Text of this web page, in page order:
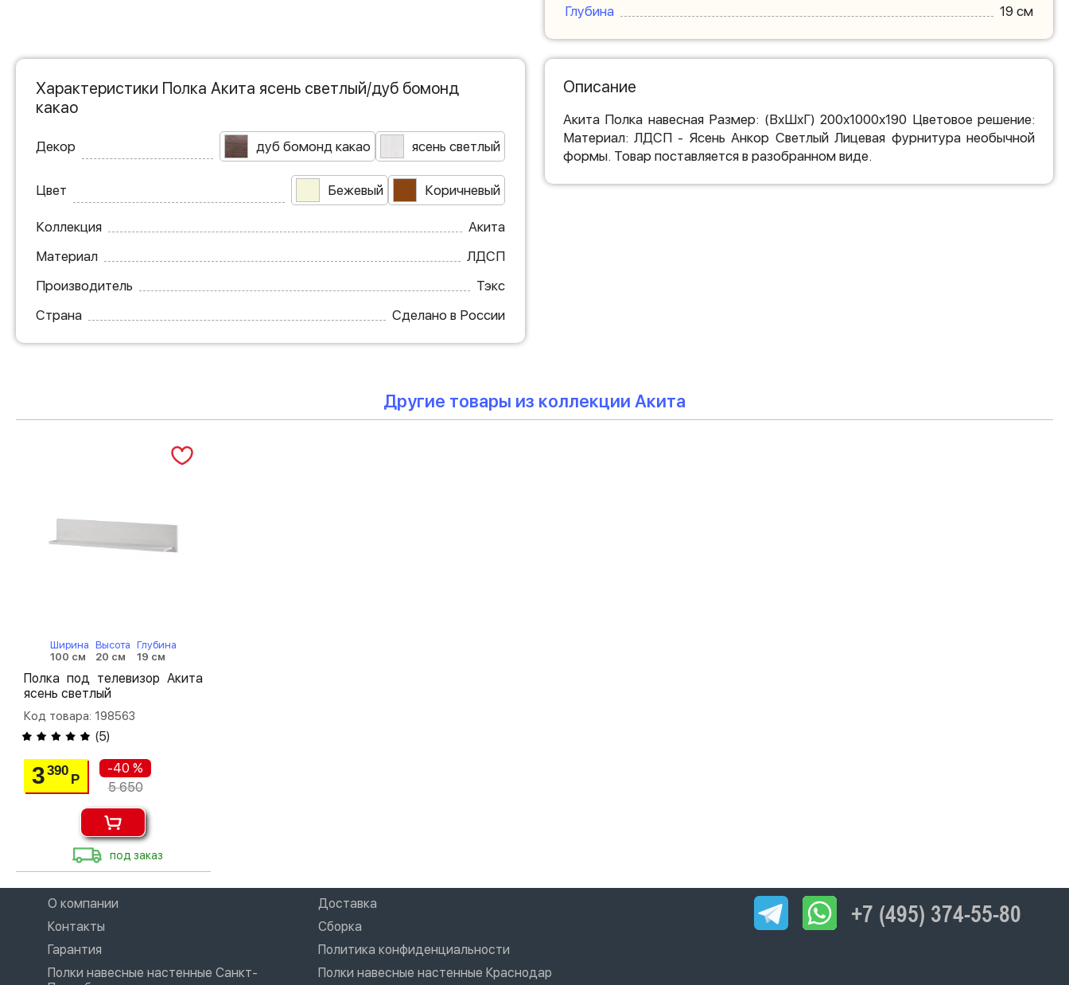
Глубина
19 см
Характеристики Полка Акита ясень светлый/дуб бомонд
какао
Декор дуб бомонд какао ясень светлый
Цвет Бежевый Коричневый
Коллекция
Акита
Материал
ЛДСП
Производитель
Тэкс
Страна
Сделано в России
Описание
Акита Полка навесная Размер: (ВхШхГ) 200х1000х190 Цветовое решение:
Материал: ЛДСП - Ясень Анкор Светлый Лицевая фурнитура необычной
формы. Товар поставляется в разобранном виде.
Другие товары из коллекции Акита
Ширина
100 см
Высота
20 см
Глубина
19 см
Полка под телевизор Акита
ясень светлый
Код товара: 198563
(5)
3390
Р
-40 %
5 650
под заказ
О компании
Доставка
Контакты
Сборка
Гарантия
Политика конфиденциальности
Полки навесные настенные Санкт-
Полки навесные настенные Краснодар
+7 (495) 374-55-80